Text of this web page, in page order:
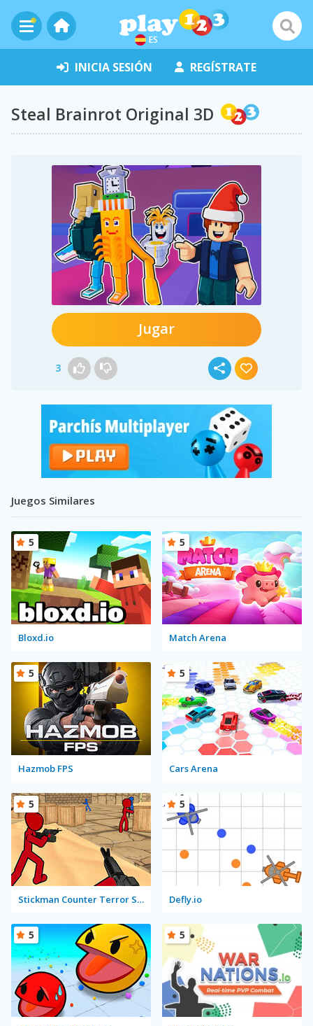
ES
INICIA SESIÓN REGÍSTRATE
Steal Brainrot Original 3D
Jugar
3
Juegos Similares
Bloxd.io
5
Match Arena
5
Hazmob FPS
5
Cars Arena
5
Stickman Counter Terror Strike
5
Defly.io
5
5 5